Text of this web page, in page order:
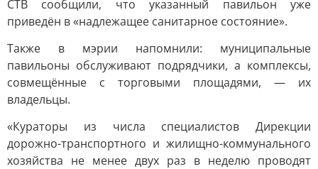
СТВ сообщили, что указанный павильон уже
приведён в «надлежащее санитарное состояние».
Также в мэрии напомнили: муниципальные
павильоны обслуживают подрядчики, а комплексы,
совмещённые с торговыми площадями, — их
владельцы.
«Кураторы из числа специалистов Дирекции
дорожно-транспортного и жилищно-коммунального
хозяйства не менее двух раз в неделю проводят